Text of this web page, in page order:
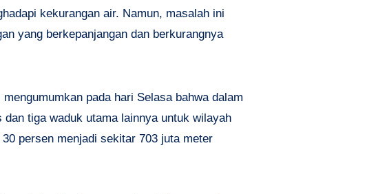
kekurangan air. Namun, masalah ini
yang berkepanjangan dan berkurangnya
pada hari Selasa bahwa dalam
tiga waduk utama lainnya untuk wilayah
persen menjadi sekitar 703 juta meter